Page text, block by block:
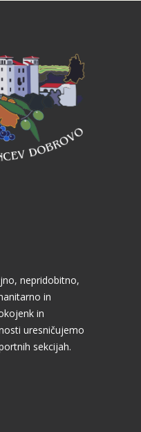
nepridobitno,
in
in
uresničujemo
sekcijah.